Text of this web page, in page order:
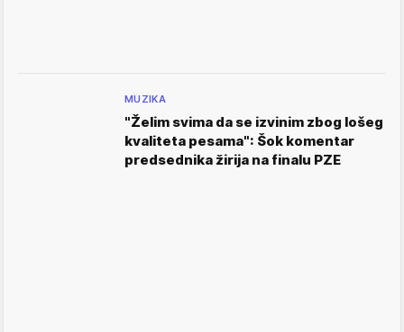
MUZIKA
"Želim svima da se izvinim zbog lošeg
kvaliteta pesama": Šok komentar
predsednika žirija na finalu PZE